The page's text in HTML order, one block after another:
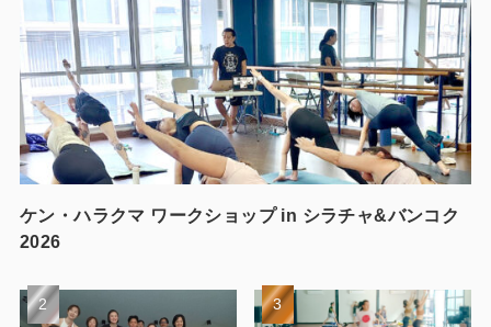
ケン・ハラクマ ワークショップ in シラチャ&バンコク
2026